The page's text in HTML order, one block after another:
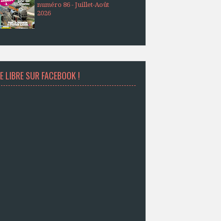
numéro 86 - Juillet-Août
2026
LIBRE SUR FACEBOOK !